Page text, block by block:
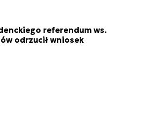
referendum ws.
odrzucił wniosek